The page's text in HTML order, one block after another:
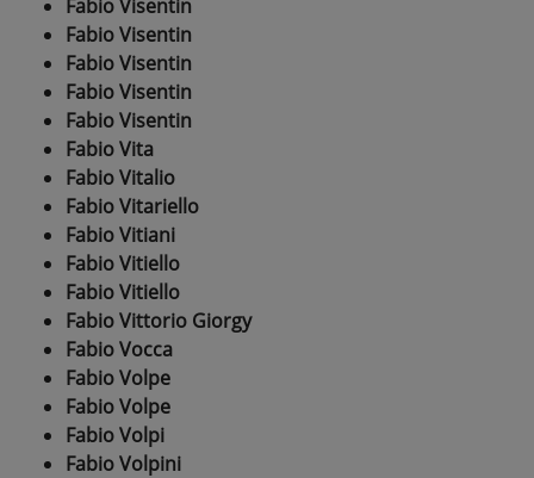
Fabio Visentin
Fabio Visentin
Fabio Visentin
Fabio Visentin
Fabio Visentin
Fabio Vita
Fabio Vitalio
Fabio Vitariello
Fabio Vitiani
Fabio Vitiello
Fabio Vitiello
Fabio Vittorio Giorgy
Fabio Vocca
Fabio Volpe
Fabio Volpe
Fabio Volpi
Fabio Volpini